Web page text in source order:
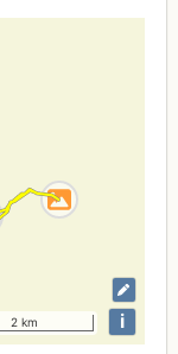
2 km i